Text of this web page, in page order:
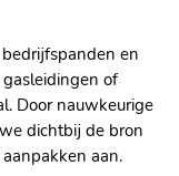
en
of
Door nauwkeurige
dichtbij de bron
aan.